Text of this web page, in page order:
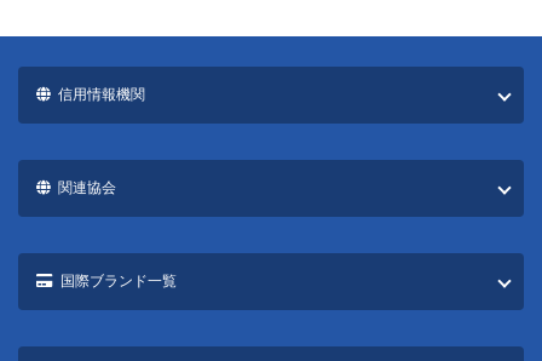
信用情報機関
関連協会
国際ブランド一覧